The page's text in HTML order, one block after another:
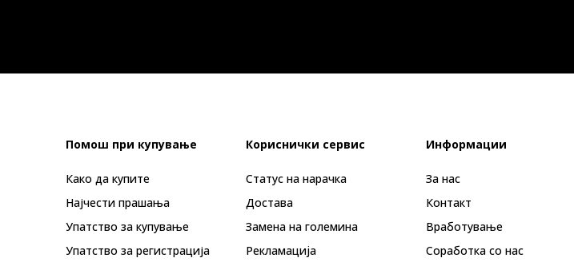
Помош при купување
Како да купите
Најчести прашања
Упатство за купување
Упатство за регистрација
Кориснички сервис
Статус на нарачка
Достава
Замена на големина
Рекламациja
Информации
За нас
Контакт
Вработување
Соработка со нас